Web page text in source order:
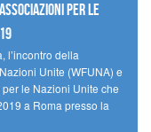
per le
l’incontro della
Unite (WFUNA) e
le Nazioni Unite che
a Roma presso la